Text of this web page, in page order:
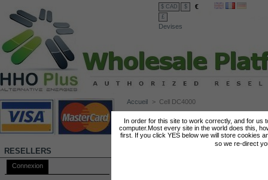
In order for this site to work correctly, and for us
computer.Most every site in the world does this,
first. If you click YES below we will store cookies
so we re-direct
$ CAD $ €
£
Devises
RESELLERS
Connexion
Accueil > Cell DC4000